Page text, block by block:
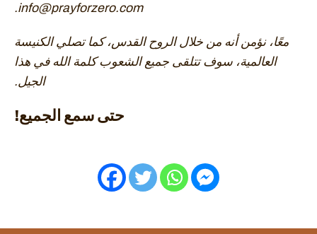
info@prayforzero.com.
معًا، نؤمن أنه من خلال الروح القدس، كما تصلي الكنيسة
العالمية، سوف تتلقى جميع الشعوب كلمة الله في هذا
الجيل.
حتى سمع الجميع!